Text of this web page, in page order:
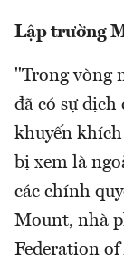
Lập trường
"Trong vòng
đã có sự dịch
khuyến
bị xem là
các chính
Mount, nhà
Federation